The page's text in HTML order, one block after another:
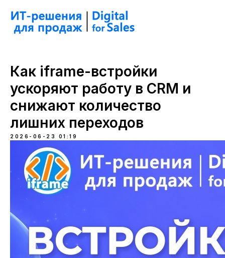
Как iframe-встройки
ускоряют работу в CRM и
снижают количество
лишних переходов
2026-06-23 01:19